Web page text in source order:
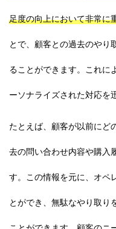
足度の向上において非常に
とで、顧客との過去のやり
ることができます。これに
ーソナライズされた対応を
たとえば、顧客が以前にど
去の問い合わせ内容や購入
す。この情報を元に、オペ
とができ、無駄なやり取り